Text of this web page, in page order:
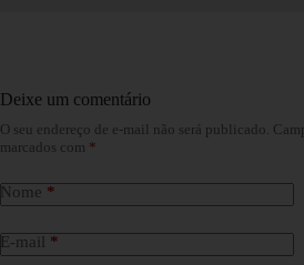
Deixe um comentário
O seu endereço de e-mail não será publicado.
marcados com *
Nome *
E-mail *